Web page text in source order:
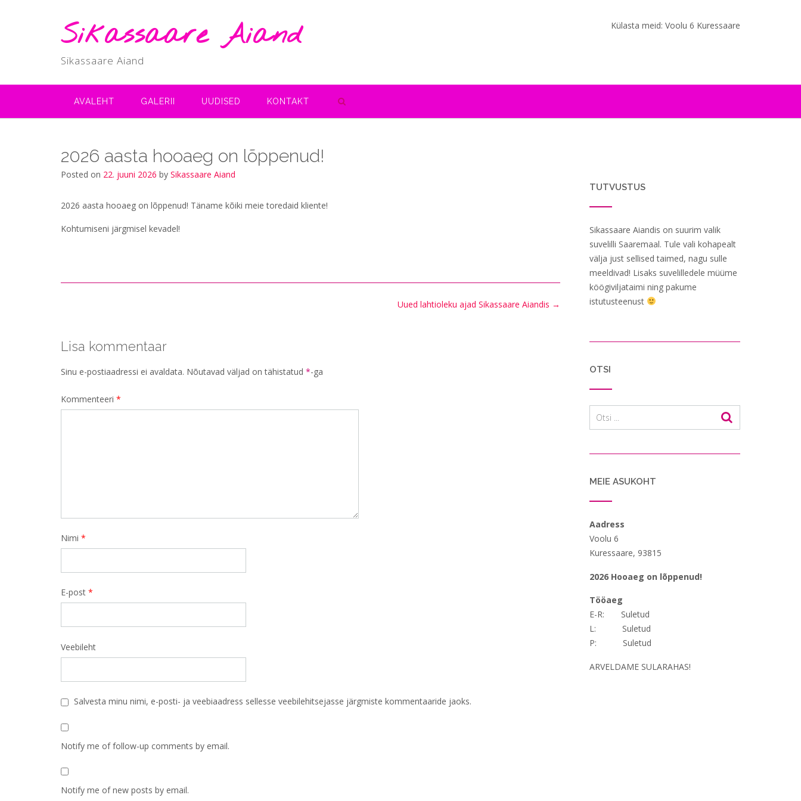
Sikassaare Aiand
Sikassaare Aiand
Külasta meid: Voolu 6 Kuressaare
AVALEHT GALERII UUDISED KONTAKT
2026 aasta hooaeg on lõppenud!
Posted on 22. juuni 2026 by Sikassaare Aiand
2026 aasta hooaeg on lõppenud! Täname kõiki meie toredaid kliente!
Kohtumiseni järgmisel kevadel!
Uued lahtioleku ajad Sikassaare Aiandis →
Lisa kommentaar
Sinu e-postiaadressi ei avaldata. Nõutavad väljad on tähistatud *-ga
Kommenteeri *
Nimi *
E-post *
Veebileht
Salvesta minu nimi, e-posti- ja veebiaadress sellesse veebilehitsejasse järgmiste kommentaaride jaoks.
Notify me of follow-up comments by email.
Notify me of new posts by email.
TUTVUSTUS
Sikassaare Aiandis on suurim valik
suvelilli Saaremaal. Tule vali kohapealt
välja just sellised taimed, nagu sulle
meeldivad! Lisaks suvelilledele müüme
köögiviljataimi ning pakume
istutusteenust
OTSI
MEIE ASUKOHT
Aadress
Voolu 6
Kuressaare, 93815
2026 Hooaeg on lõppenud!
Tööaeg
E-R: Suletud
L: Suletud
P: Suletud
ARVELDAME SULARAHAS!